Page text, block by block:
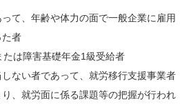
て、年齢や体力の面で一般企業に雇用
た者
は障害基礎年金1級受給者
い者であって、就労移行支援事業者
、就労面に係る課題等の把握が行われ